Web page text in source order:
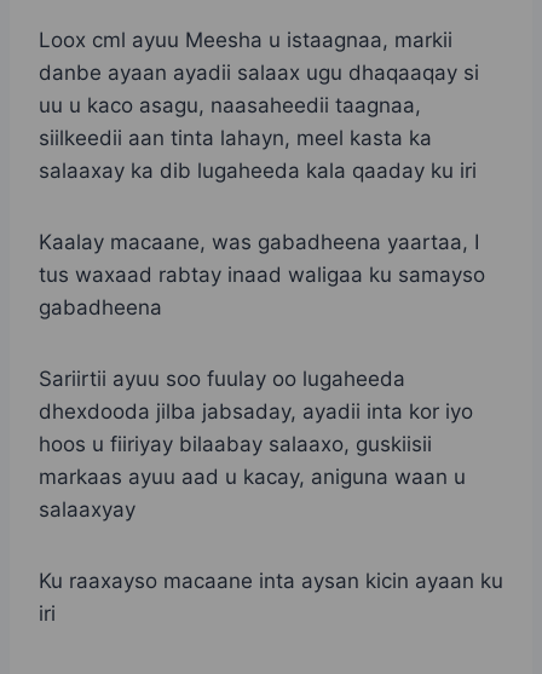
Loox cml ayuu Meesha u istaagnaa, markii
danbe ayaan ayadii salaax ugu dhaqaaqay si
uu u kaco asagu, naasaheedii taagnaa,
siilkeedii aan tinta lahayn, meel kasta ka
salaaxay ka dib lugaheeda kala qaaday ku iri
Kaalay macaane, was gabadheena yaartaa, I
tus waxaad rabtay inaad waligaa ku samayso
gabadheena
Sariirtii ayuu soo fuulay oo lugaheeda
dhexdooda jilba jabsaday, ayadii inta kor iyo
hoos u fiiriyay bilaabay salaaxo, guskiisii
markaas ayuu aad u kacay, aniguna waan u
salaaxyay
Ku raaxayso macaane inta aysan kicin ayaan ku
iri